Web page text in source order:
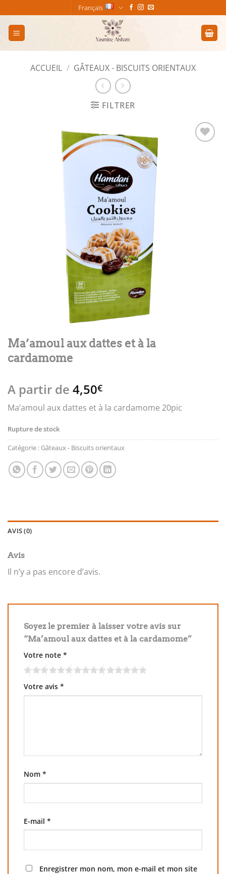
au
contenu
Français
ACCUEIL / GÂTEAUX - BISCUITS ORIENTAUX
FILTRER
Ma’amoul aux dattes et à la
cardamome
A partir de 4,50€
Ma’amoul aux dattes et à la cardamome 20pic
Rupture de stock
Catégorie : Gâteaux - Biscuits orientaux
AVIS (0)
Avis
Il n’y a pas encore d’avis.
Soyez le premier à laisser votre avis sur
“Ma’amoul aux dattes et à la cardamome”
Votre note *
Votre avis *
Nom *
E-mail *
Enregistrer mon nom, mon e-mail et mon site